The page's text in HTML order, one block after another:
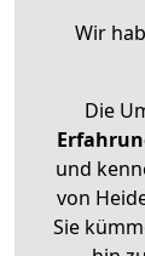
Wir
Die
und
von
Sie